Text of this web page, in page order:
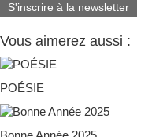
S'inscrire à la newsletter
Vous aimerez aussi :
POÉSIE